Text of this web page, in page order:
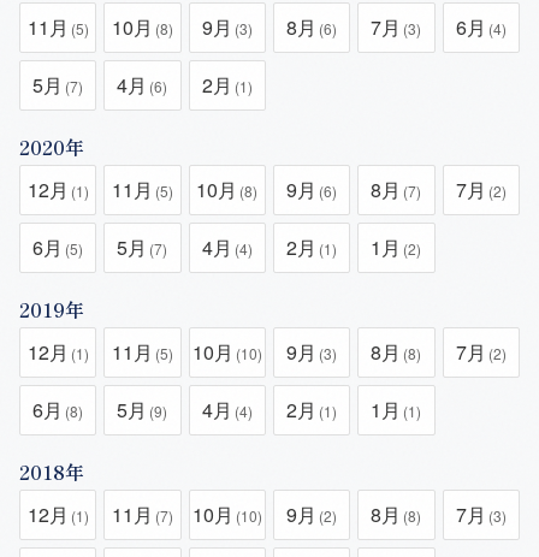
11月 (5) 10月 (8) 9月 (3) 8月 (6) 7月 (3) 6月 (4)
5月 (7) 4月 (6) 2月 (1)
2020年
12月 (1) 11月 (5) 10月 (8) 9月 (6) 8月 (7) 7月 (2)
6月 (5) 5月 (7) 4月 (4) 2月 (1) 1月 (2)
2019年
12月 (1) 11月 (5) 10月 (10) 9月 (3) 8月 (8) 7月 (2)
6月 (8) 5月 (9) 4月 (4) 2月 (1) 1月 (1)
2018年
12月 (1) 11月 (7) 10月 (10) 9月 (2) 8月 (8) 7月 (3)